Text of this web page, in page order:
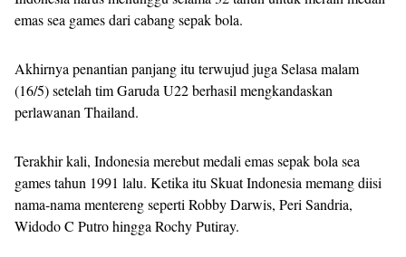
emas sea games dari cabang sepak bola.
Akhirnya penantian panjang itu terwujud juga Selasa malam
(16/5) setelah tim Garuda U22 berhasil mengkandaskan
perlawanan Thailand.
Terakhir kali, Indonesia merebut medali emas sepak bola sea
games tahun 1991 lalu. Ketika itu Skuat Indonesia memang diisi
nama-nama mentereng seperti Robby Darwis, Peri Sandria,
Widodo C Putro hingga Rochy Putiray.